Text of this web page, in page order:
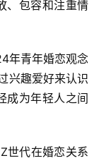
、包容和注重情
年青年婚恋观念
兴趣爱好来认识
成为年轻人之间
世代在婚恋关系